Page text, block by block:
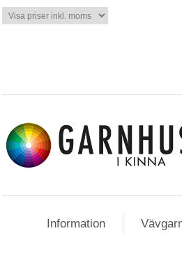
Information